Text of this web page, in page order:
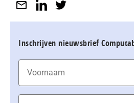
Inschrijven nieuwsbrief